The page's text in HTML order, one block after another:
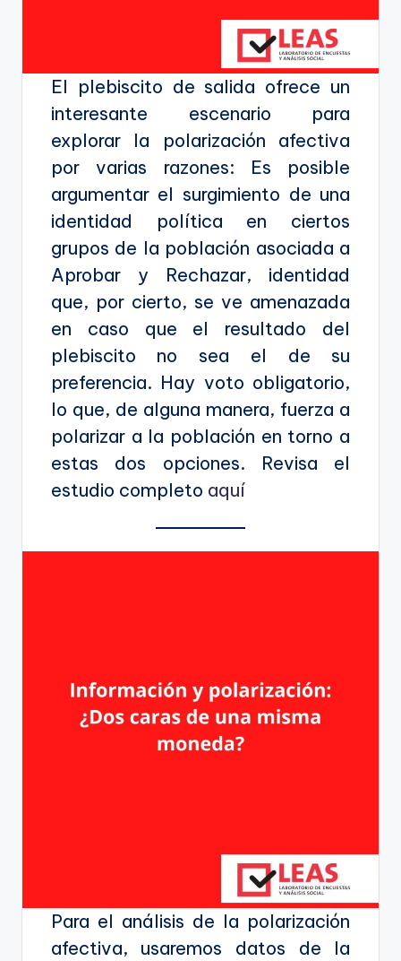
El plebiscito de salida ofrece un
interesante escenario para
explorar la polarización afectiva
por varias razones: Es posible
argumentar el surgimiento de una
identidad política en ciertos
grupos de la población asociada a
Aprobar y Rechazar, identidad
que, por cierto, se ve amenazada
en caso que el resultado del
plebiscito no sea el de su
preferencia. Hay voto obligatorio,
lo que, de alguna manera, fuerza a
polarizar a la población en torno a
estas dos opciones. Revisa el
estudio completo aquí
Para el análisis de la polarización
afectiva, usaremos datos de la